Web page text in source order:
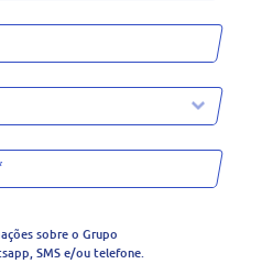
sobre o Grupo
SMS e/ou telefone.